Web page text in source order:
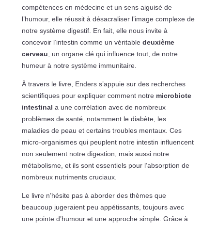
compétences en médecine et un sens aiguisé de
l’humour, elle réussit à désacraliser l’image complexe de
notre système digestif. En fait, elle nous invite à
concevoir l’intestin comme un véritable deuxième
cerveau , un organe clé qui influence tout, de notre
humeur à notre système immunitaire.
À travers le livre, Enders s’appuie sur des recherches
scientifiques pour expliquer comment notre microbiote
intestinal a une corrélation avec de nombreux
problèmes de santé, notamment le diabète, les
maladies de peau et certains troubles mentaux. Ces
micro-organismes qui peuplent notre intestin influencent
non seulement notre digestion, mais aussi notre
métabolisme, et ils sont essentiels pour l’absorption de
nombreux nutriments cruciaux.
Le livre n’hésite pas à aborder des thèmes que
beaucoup jugeraient peu appétissants, toujours avec
une pointe d’humour et une approche simple. Grâce à